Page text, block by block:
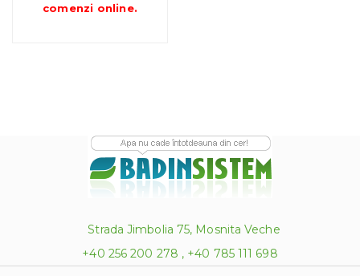
comenzi online.
Strada Jimbolia 75, Mosnita Veche
+40 256 200 278 , +40 785 111 698